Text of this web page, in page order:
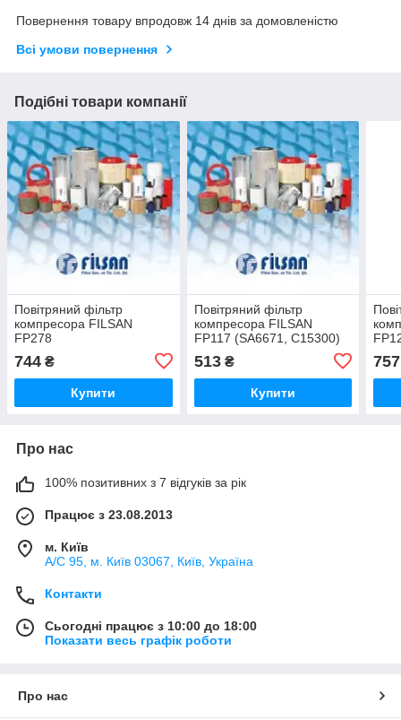
Повернення товару впродовж 14 днів за домовленістю
Всі умови повернення
Подібні товари компанії
Повітряний фільтр
компресора FILSAN
FP278
744 ₴
Купити
Повітряний фільтр
компресора FILSAN
FP117 (SA6671, C15300)
513₴
Купити
757
Про нас
100% позитивних з 7 відгуків за рік
Працює з 23.08.2013
м. Київ
А/С 95, м. Київ 03067, Київ, Україна
Контакти
Сьогодні працює з 10:00 до 18:00
Показати весь графік роботи
Про нас